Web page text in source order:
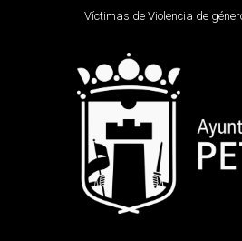
Víctimas de Violencia de